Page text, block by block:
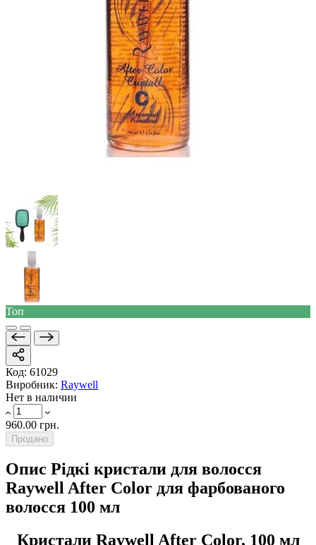
Топ
Код: 61029
Виробник: Raywell
Нет в наличии
960.00 грн.
Продано
Опис Рідкі кристали для волосся
Raywell After Color для фарбованого
волосся 100 мл
Кристали Raywell After Color, 100 мл